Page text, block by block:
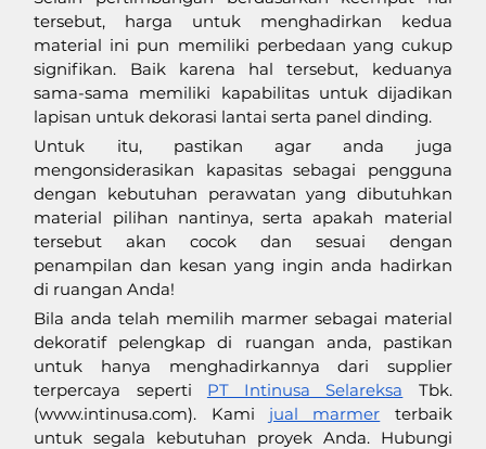
tersebut, harga untuk menghadirkan kedua
material ini pun memiliki perbedaan yang cukup
signifikan. Baik karena hal tersebut, keduanya
sama-sama memiliki kapabilitas untuk dijadikan
lapisan untuk dekorasi lantai serta panel dinding.
Untuk itu, pastikan agar anda juga
mengonsiderasikan kapasitas sebagai pengguna
dengan kebutuhan perawatan yang dibutuhkan
material pilihan nantinya, serta apakah material
tersebut akan cocok dan sesuai dengan
penampilan dan kesan yang ingin anda hadirkan
di ruangan Anda!
Bila anda telah memilih marmer sebagai material
dekoratif pelengkap di ruangan anda, pastikan
untuk hanya menghadirkannya dari supplier
terpercaya seperti PT Intinusa Selareksa Tbk.
(www.intinusa.com). Kami jual marmer terbaik
untuk segala kebutuhan proyek Anda. Hubungi